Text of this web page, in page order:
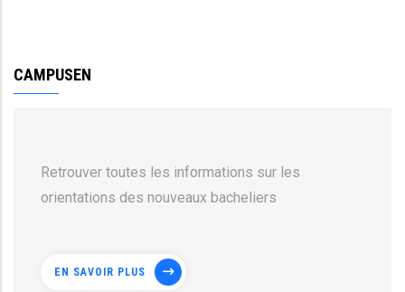
CAMPUSEN
Retrouver toutes les informations sur les
orientations des nouveaux bacheliers
EN SAVOIR PLUS